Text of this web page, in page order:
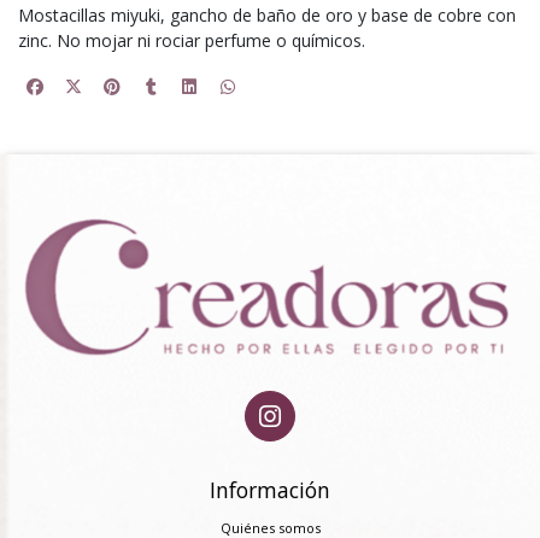
Mostacillas miyuki, gancho de baño de oro y base de cobre con
zinc. No mojar ni rociar perfume o químicos.
Información
Quiénes somos